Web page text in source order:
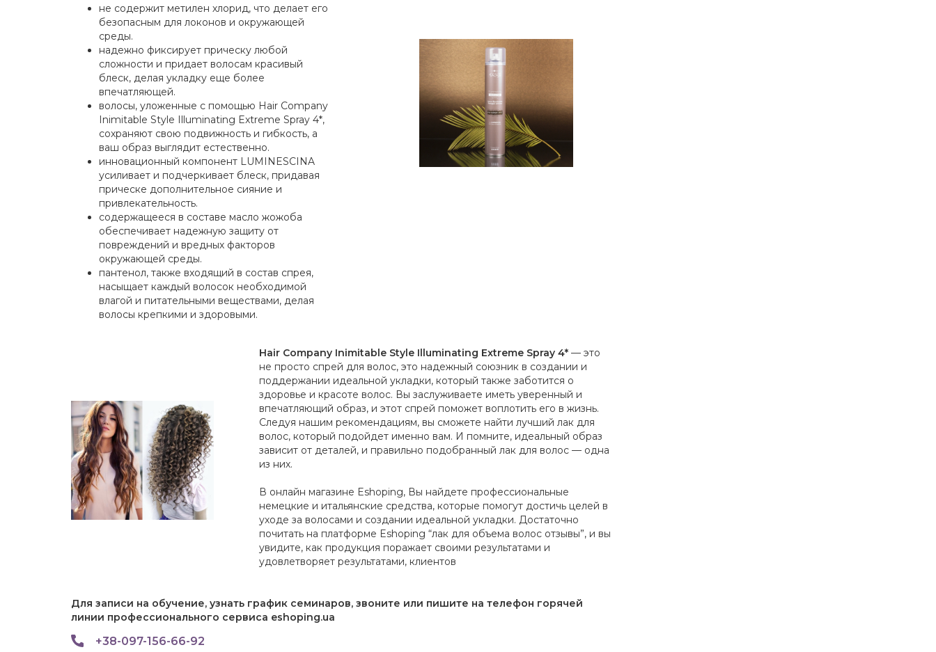
не содержит метилен хлорид, что делает его
безопасным для локонов и окружающей
среды.
надежно фиксирует прическу любой
сложности и придает волосам красивый
блеск, делая укладку еще более
впечатляющей.
волосы, уложенные с помощью Hair Company
Inimitable Style Illuminating Extreme Spray 4*,
сохраняют свою подвижность и гибкость, а
ваш образ выглядит естественно.
инновационный компонент LUMINESCINA
усиливает и подчеркивает блеск, придавая
прическе дополнительное сияние и
привлекательность.
содержащееся в составе масло жожоба
обеспечивает надежную защиту от
повреждений и вредных факторов
окружающей среды.
пантенол, также входящий в состав спрея,
насыщает каждый волосок необходимой
влагой и питательными веществами, делая
волосы крепкими и здоровыми.
Hair Company Inimitable Style Illuminating Extreme Spray 4*— это
не просто спрей для волос, это надежный союзник в создании и
поддержании идеальной укладки, который также заботится о
здоровье и красоте волос. Вы заслуживаете иметь уверенный и
впечатляющий образ, и этот спрей поможет воплотить его в жизнь.
Следуя нашим рекомендациям, вы сможете найти лучший лак для
волос, который подойдет именно вам. И помните, идеальный образ
зависит от деталей, и правильно подобранный лак для волос — одна
из них.
В онлайн магазине Eshoping, Вы найдете профессиональные
немецкие и итальянские средства, которые помогут достичь целей в
уходе за волосами и создании идеальной укладки. Достаточно
почитать на платформе Eshoping “лак для объема волос отзывы”, и вы
увидите, как продукция поражает своими результатами и
удовлетворяет результатами, клиентов
Для записи на обучение, узнать график семинаров, звоните или пишите на телефон горячей
линии профессионального сервиса eshoping.ua
+38-097-156-66-92